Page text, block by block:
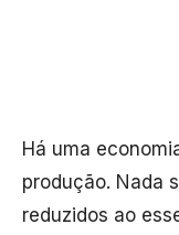
Há uma
produção. Nada
reduzidos ao